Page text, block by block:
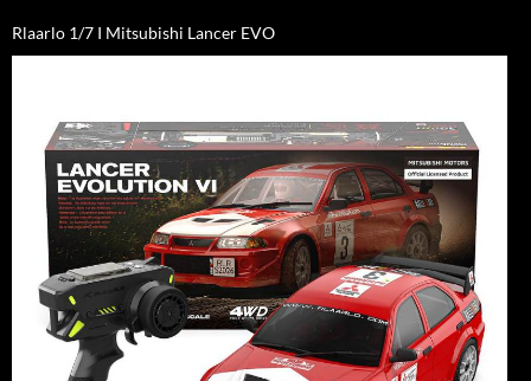
Rlaarlo 1/7 I Mitsubishi Lancer EVO